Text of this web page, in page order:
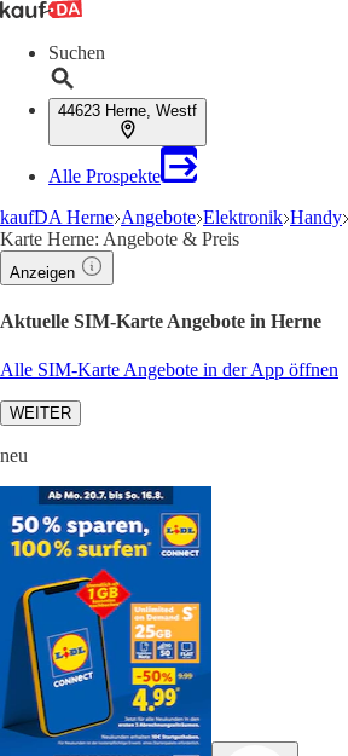
Suchen
44623 Herne, Westf
Alle Prospekte
kaufDA Herne Angebote Elektronik Handy
Karte Herne: Angebote & Preis
Anzeigen
Aktuelle SIM-Karte Angebote in Herne
Alle SIM-Karte Angebote in der App öffnen
WEITER
neu